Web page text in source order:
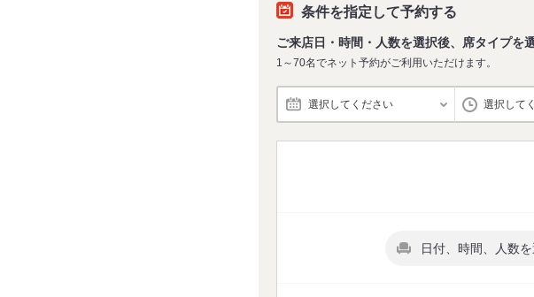
条件を指定して予約する
ご来店日・時間・人数を選択後、席タイプを
1～70名でネット予約がご利用いただけます。
選択してください 選択して
日付、時間、人数